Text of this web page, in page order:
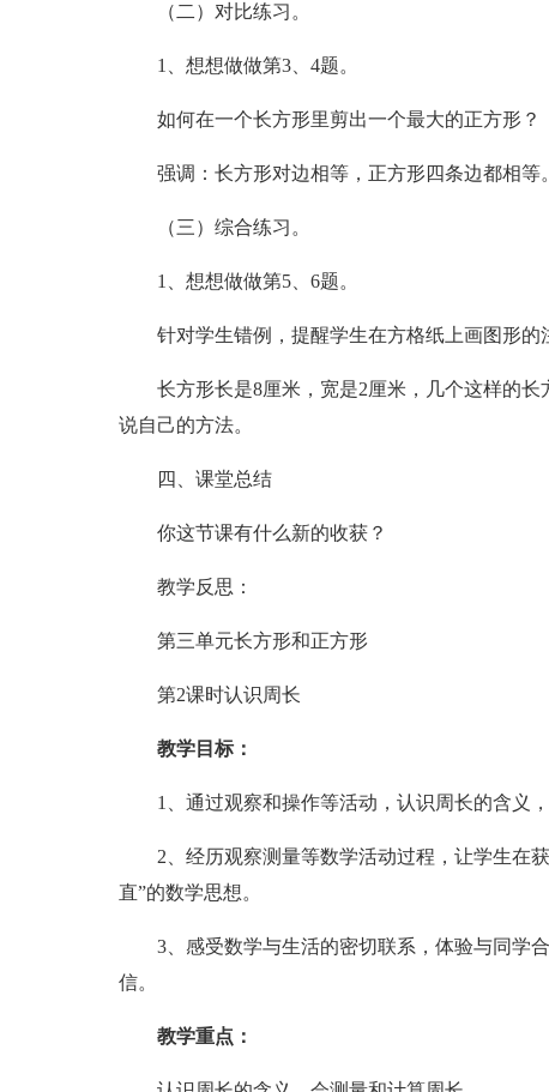
（二）对比练习。
1、想想做做第3、4题。
如何在一个长方形里剪出一个最大的正方形？
强调：长方形对边相等，正方形四条边都相等。
（三）综合练习。
1、想想做做第5、6题。
针对学生错例，提醒学生在方格纸上画图形的
长方形长是8厘米，宽是2厘米，几个这样的
说自己的方法。
四、课堂总结
你这节课有什么新的收获？
教学反思：
第三单元长方形和正方形
第2课时认识周长
教学目标：
1、通过观察和操作等活动，认识周长的含义
2、经历观察测量等数学活动过程，让学生在
直”的数学思想。
3、感受数学与生活的密切联系，体验与同学
信。
教学重点：